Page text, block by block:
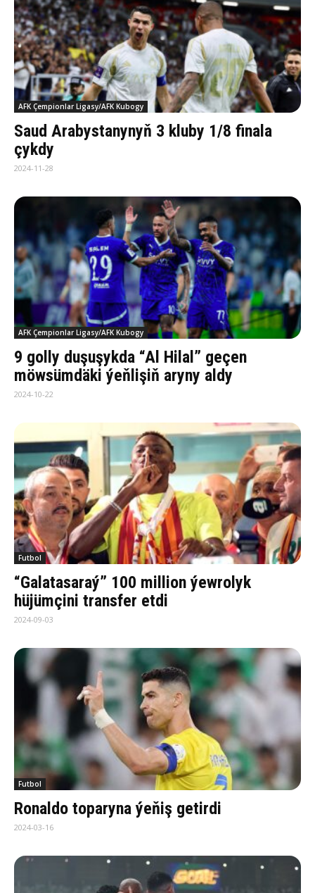
AFK Çempionlar Ligasy/AFK Kubogy
Saud Arabystanynyň 3 kluby 1/8 finala
çykdy
2024-11-28
AFK Çempionlar Ligasy/AFK Kubogy
9 golly duşuşykda “Al Hilal” geçen
möwsümdäki ýeňlişiň aryny aldy
2024-10-22
Futbol
“Galatasaraý” 100 million ýewrolyk
hüjümçini transfer etdi
2024-09-03
Futbol
Ronaldo toparyna ýeňiş getirdi
2024-03-16